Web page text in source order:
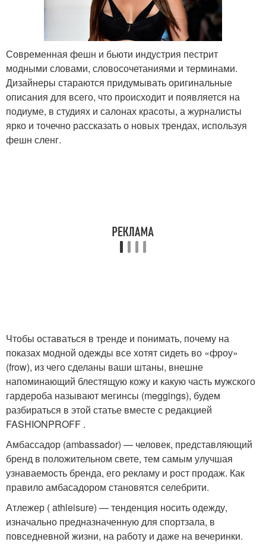
Современная фешн и бьюти индустрия пестрит
модными словами, словосочетаниями и терминами.
Дизайнеры стараются придумывать оригинальные
описания для всего, что происходит и появляется на
подиуме, в студиях и салонах красоты, а журналисты
ярко и точечно рассказать о новых трендах, используя
фешн сленг.
Чтобы оставаться в тренде и понимать, почему на
показах модной одежды все хотят сидеть во «фроу»
(frow), из чего сделаны ваши штаны, внешне
напоминающий блестящую кожу и какую часть мужского
гардероба называют мегинсы (meggings), будем
разбираться в этой статье вместе с редакцией
FASHIONPROFF .
Амбассадор (ambassador) — человек, представляющий
бренд в положительном свете, тем самым улучшая
узнаваемость бренда, его рекламу и рост продаж. Как
правило амбасадором становятся селебрити.
Атлежер ( athleisure) — тенденция носить одежду,
изначально предназначенную для спортзала, в
повседневной жизни, на работу и даже на вечеринки.